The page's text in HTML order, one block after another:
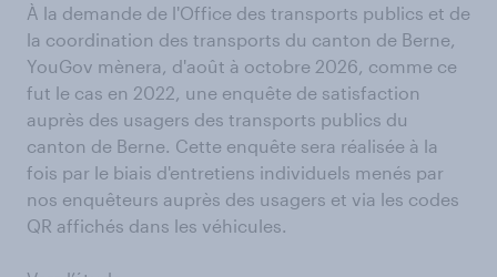
À la demande de l'Office des transports publics et de
la coordination des transports du canton de Berne,
YouGov mènera, d'août à octobre 2026, comme ce
fut le cas en 2022, une enquête de satisfaction
auprès des usagers des transports publics du
canton de Berne. Cette enquête sera réalisée à la
fois par le biais d'entretiens individuels menés par
nos enquêteurs auprès des usagers et via les codes
QR affichés dans les véhicules.